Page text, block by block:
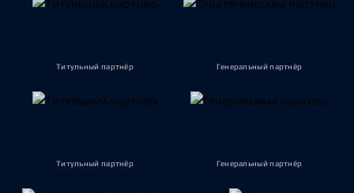
Титульный партнёр Генеральный партнёр
Титульный партнёр Генеральный партнёр